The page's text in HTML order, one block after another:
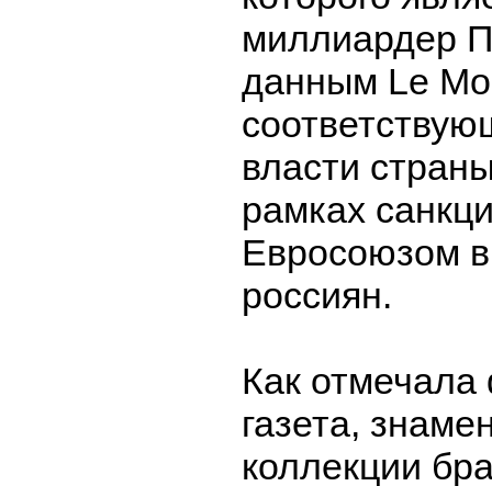
миллиардер
данным Le
власти
рамках
Евросоюзом
россиян.
Как отмечала
газета,
коллекции